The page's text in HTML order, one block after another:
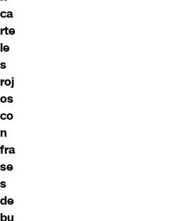
ca
rte
le
s
roj
os
co
n
fra
se
s
de
bu